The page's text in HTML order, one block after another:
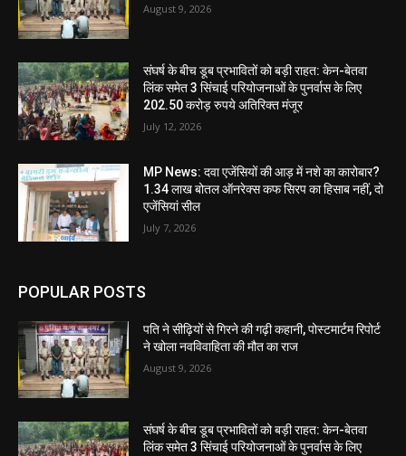
August 9, 2026
संघर्ष के बीच डूब प्रभावितों को बड़ी राहत: केन-बेतवा
लिंक समेत 3 सिंचाई परियोजनाओं के पुनर्वास के लिए
202.50 करोड़ रुपये अतिरिक्त मंजूर
July 12, 2026
MP News: दवा एजेंसियों की आड़ में नशे का कारोबार?
1.34 लाख बोतल ऑनरेक्स कफ सिरप का हिसाब नहीं, दो
एजेंसियां सील
July 7, 2026
POPULAR POSTS
पति ने सीढ़ियों से गिरने की गढ़ी कहानी, पोस्टमार्टम रिपोर्ट
ने खोला नवविवाहिता की मौत का राज
August 9, 2026
संघर्ष के बीच डूब प्रभावितों को बड़ी राहत: केन-बेतवा
लिंक समेत 3 सिंचाई परियोजनाओं के पुनर्वास के लिए